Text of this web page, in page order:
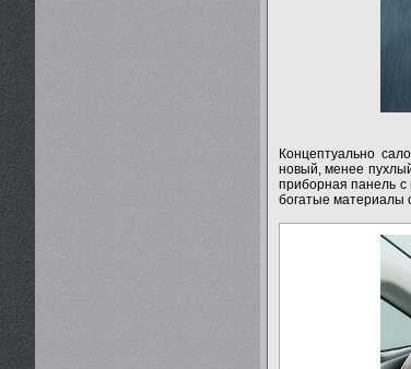
Концептуально
новый, менее
приборная панель
богатые материалы